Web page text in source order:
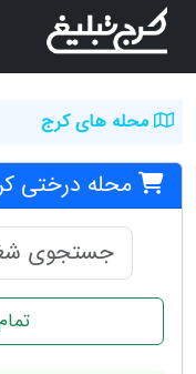
محله های کرج
محله درختی